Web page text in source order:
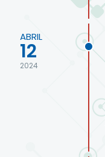
ABRIL
12
2024